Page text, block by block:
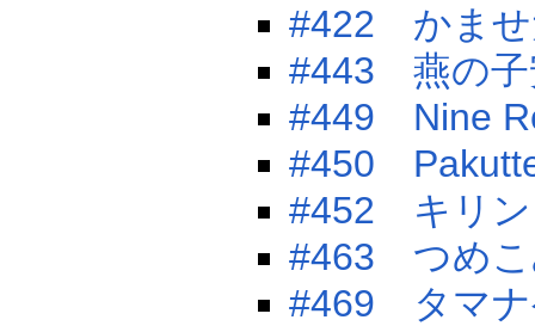
#422 かま
#443 燕の子
#449 Nine
#450
#452 キリン
#463 つめこ
#469 タマナ